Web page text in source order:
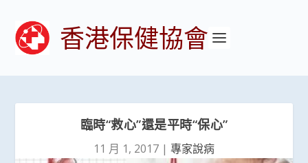
香港保健協會
臨時“救心”還是平時“保心”
11 月 1, 2017 | 專家說病